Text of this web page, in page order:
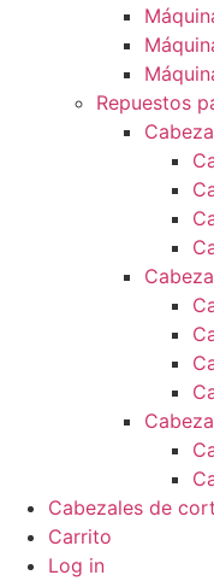
Repuestos
Cabezales de
Carrito
Log in